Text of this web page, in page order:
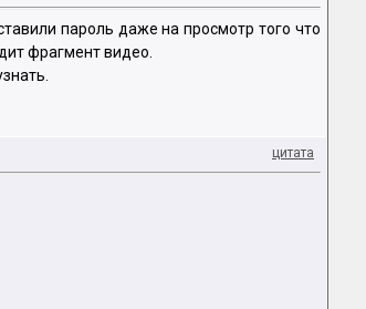
пароль даже на просмотр того что
фрагмент видео.
цитата